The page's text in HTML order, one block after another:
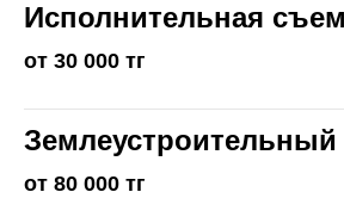
Исполнительная
от 30 000 тг
Землеустроительный
от 80 000 тг